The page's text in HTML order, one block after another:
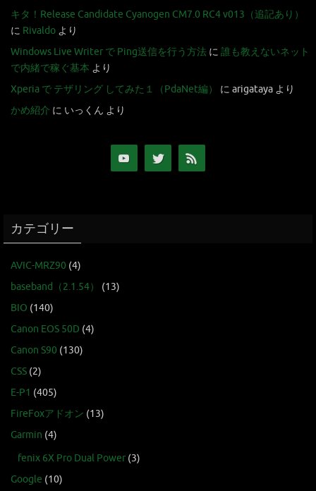
キタ！Release Candidate Cyanogen CM7.0 RC4 v013（追記あり）
に Rivaldo より
Windows Live Writer で Ping送信を行う方法 に 誰も教えないネット
で内緒で稼ぐ基本 より
Xperia で テザリング してみた１（PdaNet編）
に arigataya より
かめ紹介 に いっくん より
カテゴリー
AVIC-MRZ90 (4)
baseband（2.1.54）
(13)
BIO (140)
Canon EOS 50D (4)
Canon S90 (130)
CSS (2)
E-P1 (405)
FireFoxアドオン (13)
Garmin (4)
fenix 6X Pro Dual Power (3)
Google (10)